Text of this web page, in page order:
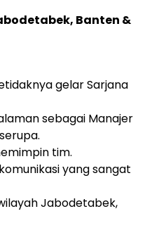
Banten &
gelar Sarjana
sebagai Manajer
tim.
yang sangat
Jabodetabek,